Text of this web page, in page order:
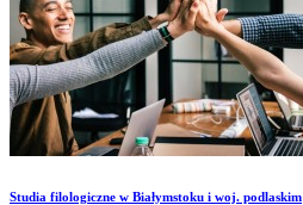
Studia filologiczne w Białymstoku i woj. podlaskim